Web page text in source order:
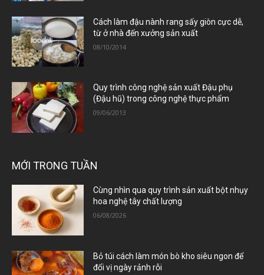
Cách làm đậu nành rang sấy giòn cực dễ,
từ ở nhà đến xưởng sản xuất
08/10/2014
Quy trình công nghệ sản xuất Đậu phụ
(Đậu hũ) trong công nghệ thực phẩm
09/06/2013
MỚI TRONG TUẦN
Cùng nhìn qua quy trình sản xuất bột nhụy
hoa nghệ tây chất lượng
06/08/2026
Bỏ túi cách làm món bò kho siêu ngon để
đổi vị ngày rảnh rỗi